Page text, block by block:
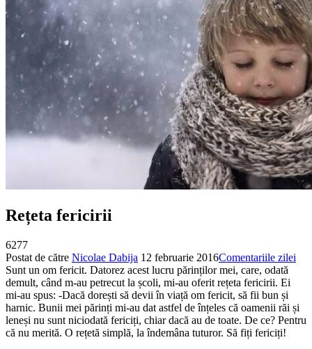
Rețeta fericirii
6277
Postat de către Nicolae Dabija 12 februarie 2016Comentariile zilei
Sunt un om fericit. Datorez acest lucru părinților mei, care, odată
demult, când m-au petrecut la școli, mi-au oferit rețeta fericirii. Ei
mi-au spus: -Dacă dorești să devii în viață om fericit, să fii bun și
harnic. Bunii mei părinți mi-au dat astfel de înțeles că oamenii răi și
leneși nu sunt niciodată fericiți, chiar dacă au de toate. De ce? Pentru
că nu merită. O rețetă simplă, la îndemâna tuturor. Să fiți fericiți!